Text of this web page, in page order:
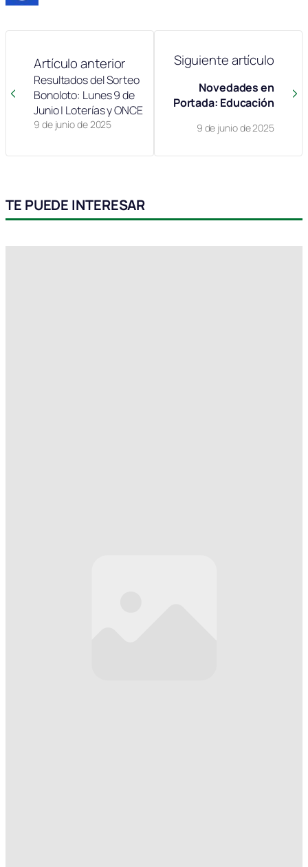
Artículo anterior
9 de junio de 2025
Resultados del Sorteo
Bonoloto: Lunes 9 de
Junio | Loterías y ONCE
Siguiente artículo
9 de junio de 2025
Novedades en
Portada: Educación
TE PUEDE INTERESAR